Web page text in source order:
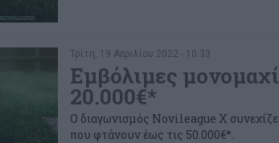
Τρίτη, 19 Απριλίου 2022 - 10:33
Εμβόλιμες
20.000€*
Ο διαγωνισμός Novileague X
που φτάνουν έως τις 50.000€*.